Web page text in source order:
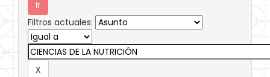
Filtros actuales: